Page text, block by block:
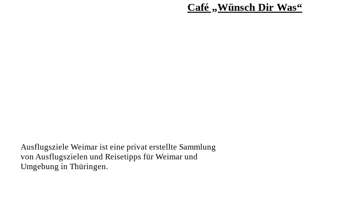
Café „Wünsch Dir Was“
Ausflugsziele Weimar ist eine privat erstellte Sammlung
von Ausflugszielen und Reisetipps für Weimar und
Umgebung in Thüringen.